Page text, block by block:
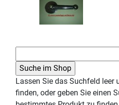
Lassen Sie das Suchfeld leer
finden, oder geben Sie einen